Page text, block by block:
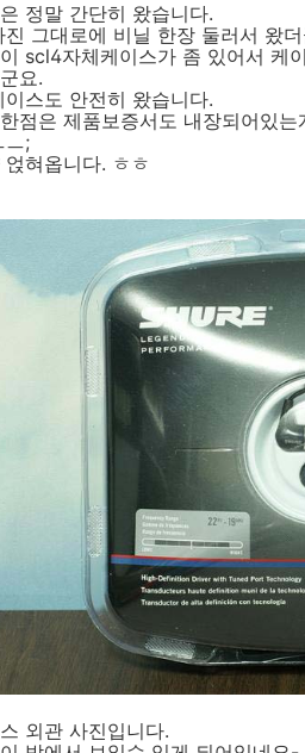
정말 간단히 왔습니다.
진 그대로에 비닐 한장 둘러서 왔
scl4자체케이스가 좀 있어서 케
요.
이스도 안전히 왔습니다.
점은 제품보증서도 내장되어있
ㅡ;
얹혀옵니다. ㅎㅎ
외관 사진입니다.